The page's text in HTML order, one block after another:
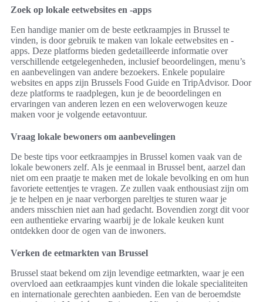
Zoek op lokale eetwebsites en -apps
Een handige manier om de beste eetkraampjes in Brussel te
vinden, is door gebruik te maken van lokale eetwebsites en -
apps. Deze platforms bieden gedetailleerde informatie over
verschillende eetgelegenheden, inclusief beoordelingen, menu’s
en aanbevelingen van andere bezoekers. Enkele populaire
websites en apps zijn Brussels Food Guide en TripAdvisor. Door
deze platforms te raadplegen, kun je de beoordelingen en
ervaringen van anderen lezen en een weloverwogen keuze
maken voor je volgende eetavontuur.
Vraag lokale bewoners om aanbevelingen
De beste tips voor eetkraampjes in Brussel komen vaak van de
lokale bewoners zelf. Als je eenmaal in Brussel bent, aarzel dan
niet om een praatje te maken met de lokale bevolking en om hun
favoriete eettentjes te vragen. Ze zullen vaak enthousiast zijn om
je te helpen en je naar verborgen pareltjes te sturen waar je
anders misschien niet aan had gedacht. Bovendien zorgt dit voor
een authentieke ervaring waarbij je de lokale keuken kunt
ontdekken door de ogen van de inwoners.
Verken de eetmarkten van Brussel
Brussel staat bekend om zijn levendige eetmarkten, waar je een
overvloed aan eetkraampjes kunt vinden die lokale specialiteiten
en internationale gerechten aanbieden. Een van de beroemdste